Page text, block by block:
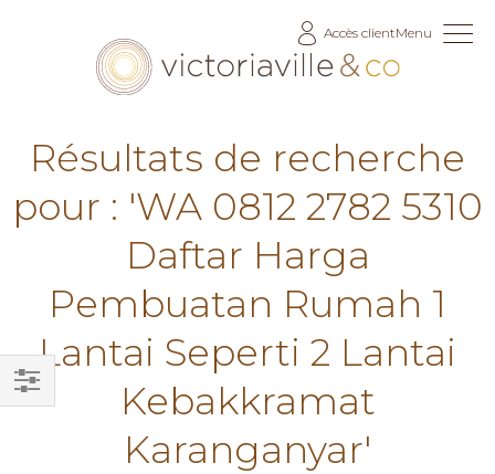
Accès clientMenu
Résultats de recherche
pour : 'WA 0812 2782 5310
Daftar Harga
Pembuatan Rumah 1
Lantai Seperti 2 Lantai
Kebakkramat
Karanganyar'
Filtrer